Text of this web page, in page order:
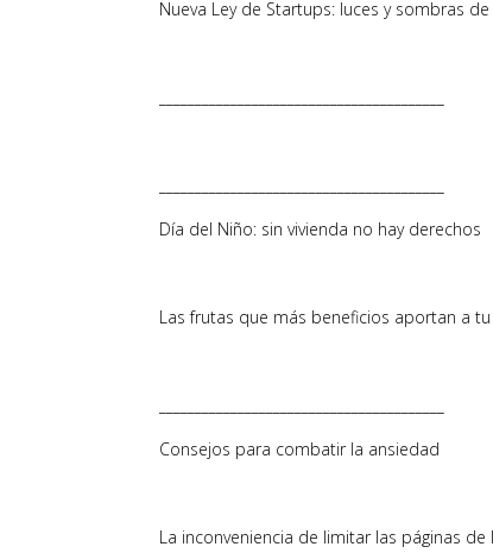
Nueva Ley de Startups: luces y sombras
Día del Niño: sin vivienda no hay derechos
Las frutas que más beneficios aportan a
Consejos para combatir la ansiedad
La inconveniencia de limitar las páginas